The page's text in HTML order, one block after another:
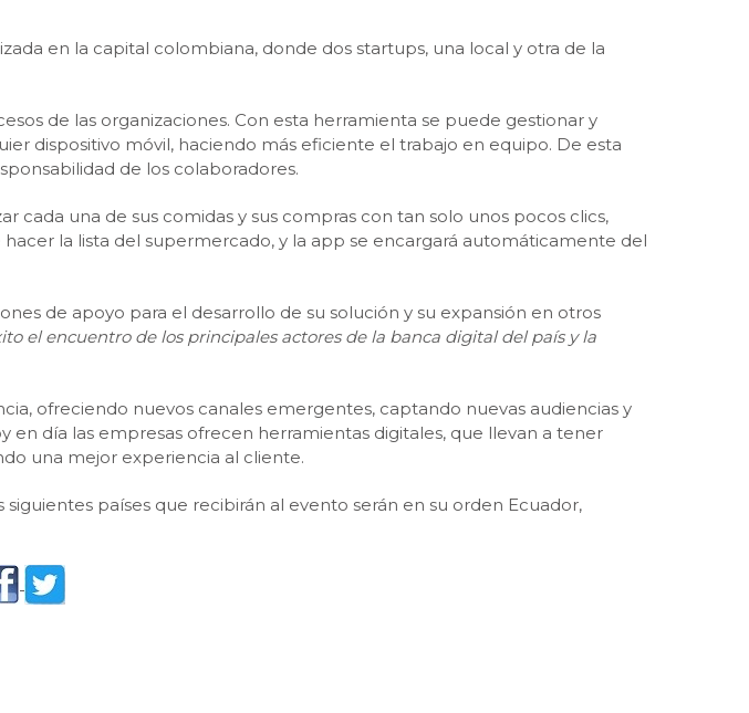
en la capital colombiana, donde dos startups, una local y otra de la
de las organizaciones. Con esta herramienta se puede gestionar y
dispositivo móvil, haciendo más eficiente el trabajo en equipo. De esta
de los colaboradores.
cada una de sus comidas y sus compras con tan solo unos pocos clics,
la lista del supermercado, y la app se encargará automáticamente del
de apoyo para el desarrollo de su solución y su expansión en otros
el encuentro de los principales actores de la banca digital del país y la
ofreciendo nuevos canales emergentes, captando nuevas audiencias y
en día las empresas ofrecen herramientas digitales, que llevan a tener
una mejor experiencia al cliente.
países que recibirán al evento serán en su orden Ecuador,